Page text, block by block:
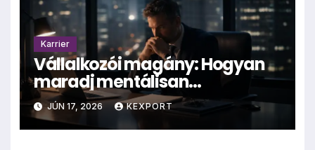
Karrier
Vállalkozói magány: Hogyan
maradj mentálisan
egészséges cégvezetőként?
JÚN 17, 2026 KEXPORT